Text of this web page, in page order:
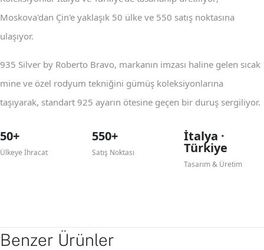
Moskova'dan Çin'e yaklaşık 50 ülke ve 550 satış noktasına
ulaşıyor.
935 Silver by Roberto Bravo, markanın imzası haline gelen sıcak
mine ve özel rodyum tekniğini gümüş koleksiyonlarına
taşıyarak, standart 925 ayarın ötesine geçen bir duruş sergiliyor.
50+
Ülkeye İhracat
550+
Satış Noktası
İtalya ·
Türkiye
Tasarım & Üretim
Benzer Ürünler